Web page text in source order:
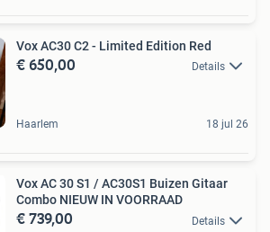
Vox AC30 C2 - Limited Edition Red
€ 650,00 Details
Haarlem 18 jul 26
Vox AC 30 S1 / AC30S1 Buizen Gitaar
Combo NIEUW IN VOORRAAD
€ 739,00 Details